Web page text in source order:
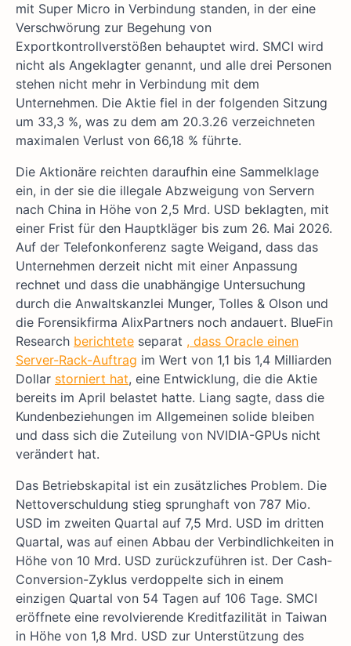
mit Super Micro in Verbindung standen, in der eine
Verschwörung zur Begehung von
Exportkontrollverstößen behauptet wird. SMCI wird
nicht als Angeklagter genannt, und alle drei Personen
stehen nicht mehr in Verbindung mit dem
Unternehmen. Die Aktie fiel in der folgenden Sitzung
um 33,3 %, was zu dem am 20.3.26 verzeichneten
maximalen Verlust von 66,18 % führte.
Die Aktionäre reichten daraufhin eine Sammelklage
ein, in der sie die illegale Abzweigung von Servern
nach China in Höhe von 2,5 Mrd. USD beklagten, mit
einer Frist für den Hauptkläger bis zum 26. Mai 2026.
Auf der Telefonkonferenz sagte Weigand, dass das
Unternehmen derzeit nicht mit einer Anpassung
rechnet und dass die unabhängige Untersuchung
durch die Anwaltskanzlei Munger, Tolles & Olson und
die Forensikfirma AlixPartners noch andauert. BlueFin
Research berichtete separat , dass Oracle einen
Server-Rack-Auftrag im Wert von 1,1 bis 1,4 Milliarden
Dollar storniert hat, eine Entwicklung, die die Aktie
bereits im April belastet hatte. Liang sagte, dass die
Kundenbeziehungen im Allgemeinen solide bleiben
und dass sich die Zuteilung von NVIDIA-GPUs nicht
verändert hat.
Das Betriebskapital ist ein zusätzliches Problem. Die
Nettoverschuldung stieg sprunghaft von 787 Mio.
USD im zweiten Quartal auf 7,5 Mrd. USD im dritten
Quartal, was auf einen Abbau der Verbindlichkeiten in
Höhe von 10 Mrd. USD zurückzuführen ist. Der Cash-
Conversion-Zyklus verdoppelte sich in einem
einzigen Quartal von 54 Tagen auf 106 Tage. SMCI
eröffnete eine revolvierende Kreditfazilität in Taiwan
in Höhe von 1,8 Mrd. USD zur Unterstützung des